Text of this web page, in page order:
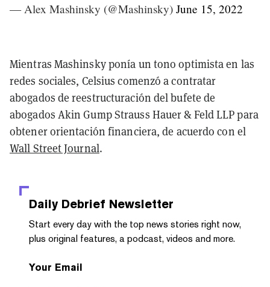
— Alex Mashinsky (@Mashinsky) June 15, 2022
Mientras Mashinsky ponía un tono optimista en las
redes sociales, Celsius comenzó a contratar
abogados de reestructuración del bufete de
abogados Akin Gump Strauss Hauer & Feld LLP para
obtener orientación financiera, de acuerdo con el
Wall Street Journal.
Daily Debrief Newsletter
Start every day with the top news stories right now,
plus original features, a podcast, videos and more.
Your Email